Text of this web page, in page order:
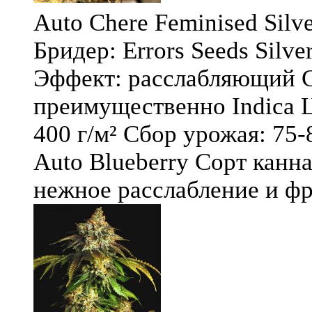
Auto Chere Feminised
Бридер: Errors Seeds
Эффект: расслабляющий
преимущественно Indica
400 г/м² Сбор урожая:
Auto Blueberry Сорт
нежное расслабление и